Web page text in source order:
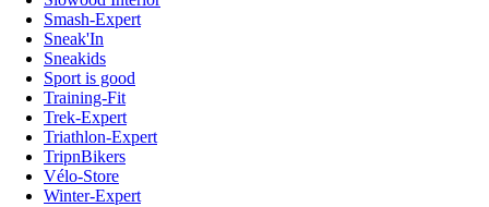
Smash-Expert
Sneak'In
Sneakids
Sport is good
Training-Fit
Trek-Expert
Triathlon-Expert
TripnBikers
Vélo-Store
Winter-Expert